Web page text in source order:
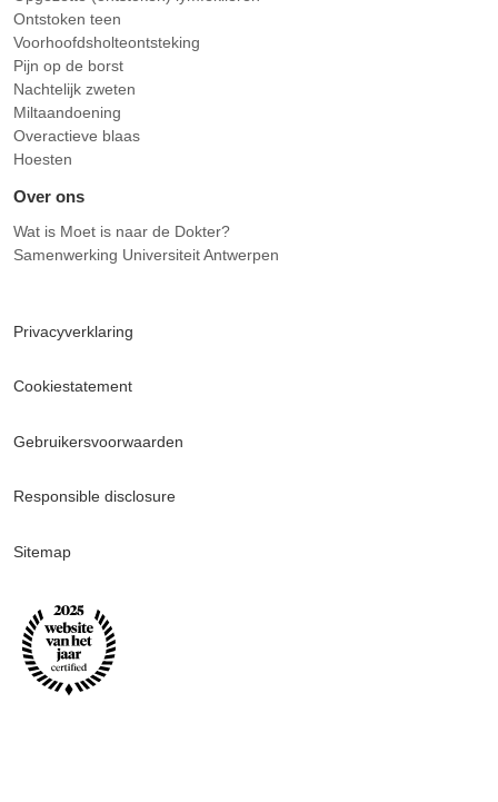
Ontstoken teen
Voorhoofdsholteontsteking
Pijn op de borst
Nachtelijk zweten
Miltaandoening
Overactieve blaas
Hoesten
Over ons
Wat is Moet is naar de Dokter?
Samenwerking Universiteit Antwerpen
Privacyverklaring
Cookiestatement
Gebruikersvoorwaarden
Responsible disclosure
Sitemap